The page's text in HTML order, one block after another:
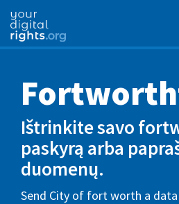
Ištrinkite savo
paskyrą arba
duomenų.
Send City of fort worth a